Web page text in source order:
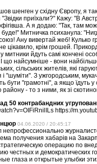
шенген у східну Європу, я
приїхали?" Кажу: "В
А я додаю: "Так, там
буде!" Митничка психанула:
Ану вивертай жеб! Кулько
цікавило, крім грошей.
митники йдуть самі кончені
що найсумніше - вони
сільських жителів, які
"шуміти". З ужгородським,
бути "грамотні", а якщо їдуть у
- то з ними, як зі
50 контрабандних
https://
04.06.2020 / 20:45:17
непрофессионально
получения хабарiв на
операцию по
честных и демократических
глаза и открытые улыбки